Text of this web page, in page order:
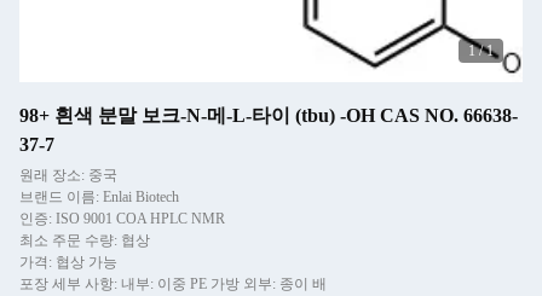
1/1
98+ 흰색 분말 보크-N-메-L-타이 (tbu) -OH CAS NO. 66638-
37-7
원래 장소: 중국
브랜드 이름: Enlai Biotech
인증: ISO 9001 COA HPLC NMR
최소 주문 수량: 협상
가격: 협상 가능
포장 세부 사항: 내부: 이중 PE 가방 외부: 종이 배